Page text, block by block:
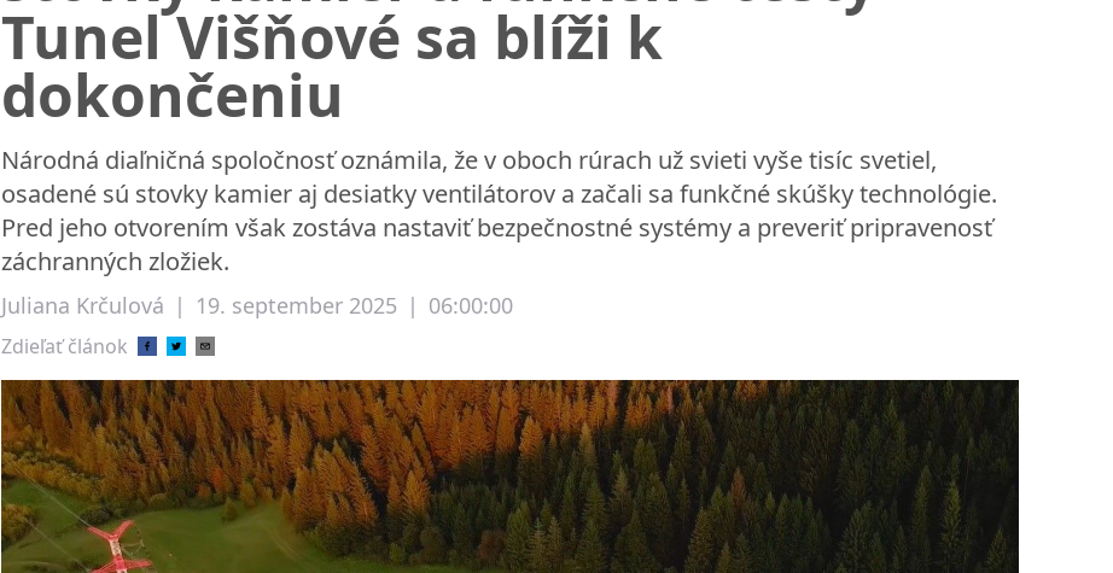
Tunel Višňové sa blíži k
dokončeniu
Národná diaľničná spoločnosť oznámila, že v oboch rúrach už svieti vyše tisíc svetiel,
osadené sú stovky kamier aj desiatky ventilátorov a začali sa funkčné skúšky technológie.
Pred jeho otvorením však zostáva nastaviť bezpečnostné systémy a preveriť pripravenosť
záchranných zložiek.
Juliana Krčulová | 19. september 2025 | 06:00:00
Zdieľať článok